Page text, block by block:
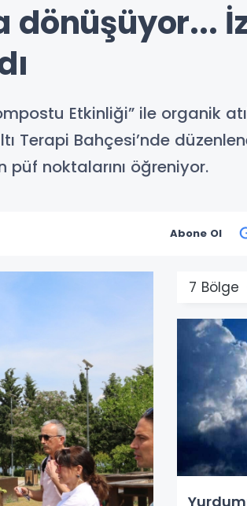
dönüşüyor...
Etkinliği” ile organik
Terapi Bahçesi’nde
noktalarını öğreniyor.
Abone Ol
7 Bölge